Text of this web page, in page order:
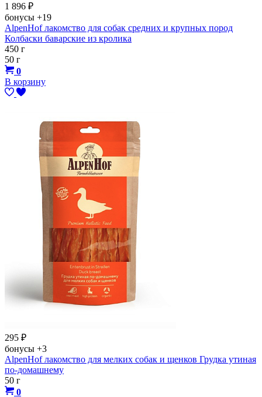
1 896 ₽
бонусы +19
AlpenHof лакомство для собак средних и крупных пород
Колбаски баварские из кролика
450 г
50 г
0
В корзину
295 ₽
бонусы +3
AlpenHof лакомство для мелких собак и щенков Грудка утиная
по-домашнему
50 г
0